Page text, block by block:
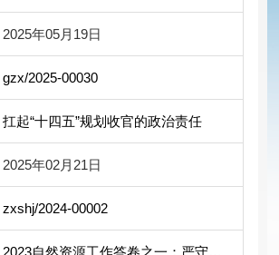
2025年05月19日
gzx/2025-00030
扛起“十四五”规划收官的政治责任
2025年02月21日
zxshj/2024-00002
2023自然资源工作答卷之一：严守耕地红 ...